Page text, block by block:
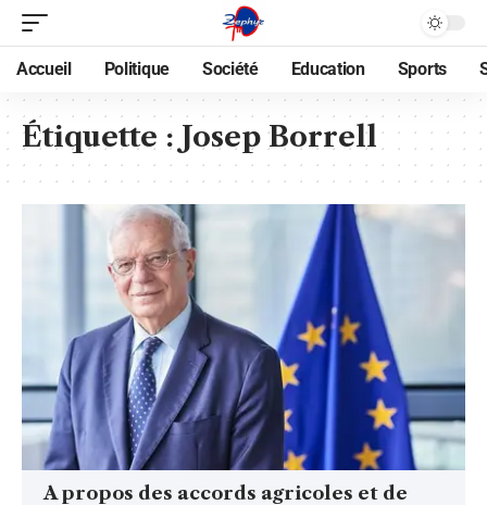
Accueil Politique Société Education Sports
Étiquette : Josep Borrell
A propos des accords agricoles et de